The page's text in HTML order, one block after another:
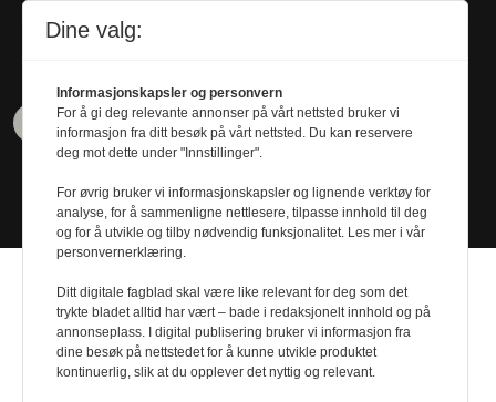
Design byNordström Design- Powered by
Dine valg:
Informasjonskapsler og personvern
For å gi deg relevante annonser på vårt nettsted bruker vi
informasjon fra ditt besøk på vårt nettsted. Du kan reservere
deg mot dette under "Innstillinger".
For øvrig bruker vi informasjonskapsler og lignende verktøy for
analyse, for å sammenligne nettlesere, tilpasse innhold til deg
og for å utvikle og tilby nødvendig funksjonalitet. Les mer i vår
personvernerklæring.
Ditt digitale fagblad skal være like relevant for deg som det
trykte bladet alltid har vært – bade i redaksjonelt innhold og på
annonseplass. I digital publisering bruker vi informasjon fra
dine besøk på nettstedet for å kunne utvikle produktet
kontinuerlig, slik at du opplever det nyttig og relevant.